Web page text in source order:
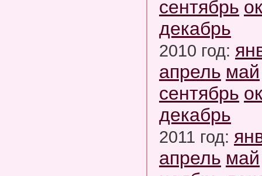
сентябрь
декабрь
2010 год:
апрель май
сентябрь
декабрь
2011 год:
апрель май